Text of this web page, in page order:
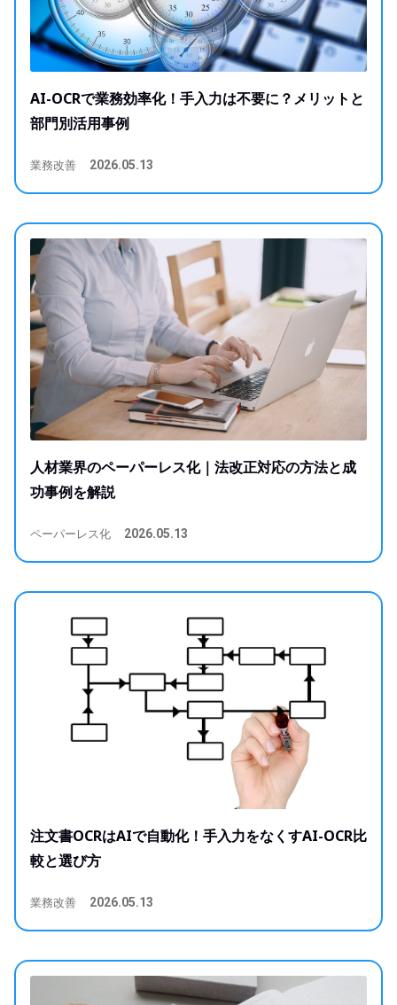
AI-OCRで業務効率化！手入力は不要に？メリットと
部門別活用事例
業務改善 2026.05.13
人材業界のペーパーレス化｜法改正対応の方法と成
功事例を解説
ペーパーレス化 2026.05.13
注文書OCRはAIで自動化！手入力をなくすAI-OCR比
較と選び方
業務改善 2026.05.13